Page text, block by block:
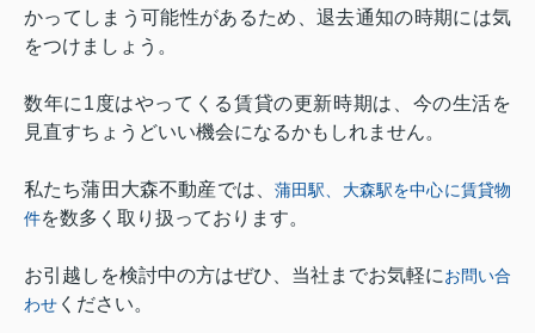
かってしまう可能性があるため、退去通知の時期には気
をつけましょう。
数年に 1 度はやってくる賃貸の更新時期は、今の生活を
見直すちょうどいい機会になるかもしれません。
私たち蒲田大森不動産では、 蒲田駅、大森駅を中心に賃貸物
件を数多く取り扱っております。
お引越しを検討中の方はぜひ、当社までお気軽にお問い合
わせ ください。